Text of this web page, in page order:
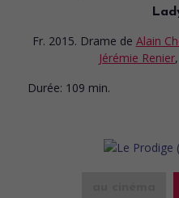
Fr. 2015. Drame de Alain
Jérémie Renier,
Durée: 109 min.